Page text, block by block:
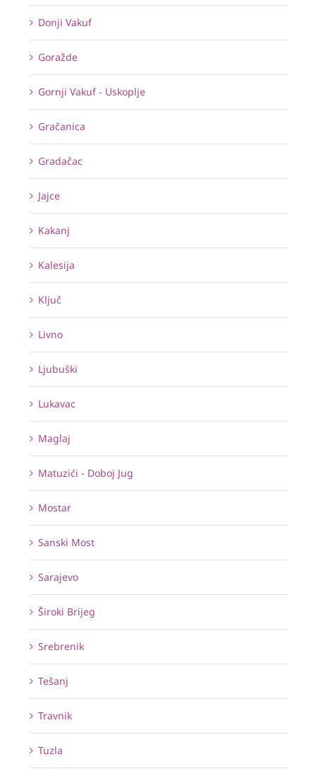
Donji Vakuf
Goražde
Gornji Vakuf - Uskoplje
Gračanica
Gradačac
Jajce
Kakanj
Kalesija
Ključ
Livno
Ljubuški
Lukavac
Maglaj
Matuzići - Doboj Jug
Mostar
Sanski Most
Sarajevo
Široki Brijeg
Srebrenik
Tešanj
Travnik
Tuzla